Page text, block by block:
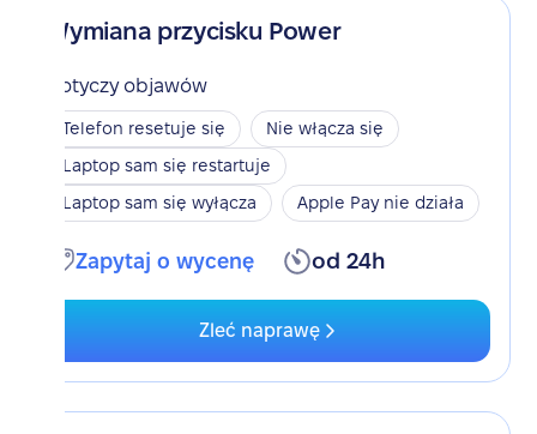
Wymiana przycisku Power
Dotyczy objawów
Telefon resetuje się
Nie włącza się
Laptop sam się restartuje
Laptop sam się wyłącza
Apple Pay nie działa
Zapytaj o wycenę od 24h
Zleć naprawę